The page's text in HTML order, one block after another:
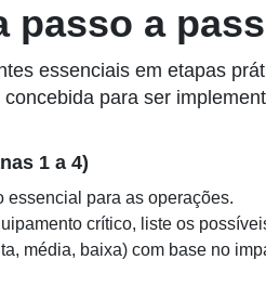
passo a
essenciais em etapas
para ser
1 a 4)
essencial para as operações.
crítico, liste os
média, baixa) com base no